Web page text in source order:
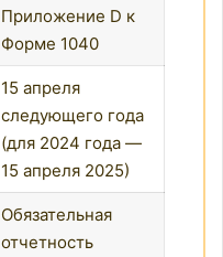
Приложение D к
Форме 1040
15 апреля
следующего года
(для 2024 года —
15 апреля 2025)
Обязательная
отчетность